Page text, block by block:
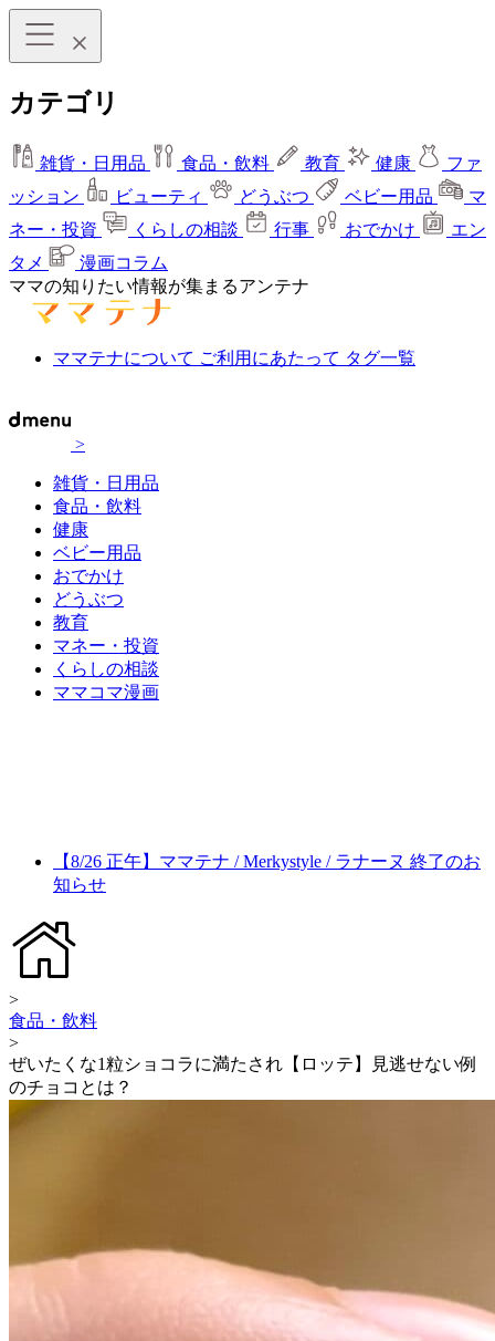
カテゴリ
雑貨・日用品 食品・飲料 教育 健康
ファ
ッション
ビューティ どうぶつ ベビー用品
マ
ネー・投資
くらしの相談 行事 おでかけ
エン
タメ
漫画コラム
ママの知りたい情報が集まるアンテナ
ママテナについて ご利用にあたって タグ一覧
>
雑貨・日用品
食品・飲料
健康
ベビー用品
おでかけ
どうぶつ
教育
マネー・投資
くらしの相談
ママコマ漫画
【8/26 正午】ママテナ / Merkystyle / ラナーヌ 終了のお
知らせ
>
食品・飲料
>
ぜいたくな1粒ショコラに満たされ【ロッテ】見逃せない例
のチョコとは？